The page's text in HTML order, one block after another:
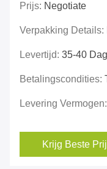
Prijs: Negotiate
Verpakking Details:
Levertijd: 35-40
Betalingscondities:
Levering Vermogen:
Krijg Beste